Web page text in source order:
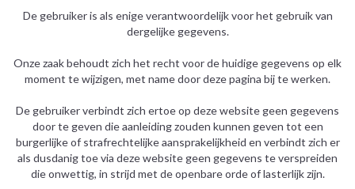
De gebruiker is als enige verantwoordelijk voor het gebruik van
dergelijke gegevens.
Onze zaak behoudt zich het recht voor de huidige gegevens op elk
moment te wijzigen, met name door deze pagina bij te werken.
De gebruiker verbindt zich ertoe op deze website geen gegevens
door te geven die aanleiding zouden kunnen geven tot een
burgerlijke of strafrechtelijke aansprakelijkheid en verbindt zich er
als dusdanig toe via deze website geen gegevens te verspreiden
die onwettig, in strijd met de openbare orde of lasterlijk zijn.